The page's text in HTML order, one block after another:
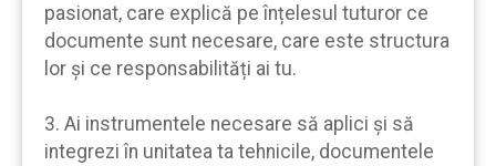
pasionat, care explică pe înțelesul tuturor ce
documente sunt necesare, care este structura
lor şi ce responsabilități ai tu.
3. Ai instrumentele necesare să aplici şi să
integrezi în unitatea ta tehnicile, documentele